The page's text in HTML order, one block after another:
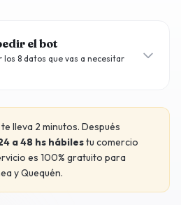
el bot
los 8 datos que vas a necesitar
lleva 2 minutos. Después
a 48 hs hábilestu comercio
es 100% gratuito para
y Quequén.